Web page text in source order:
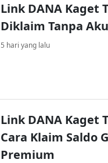
Link DANA Kaget
Diklaim Tanpa
5 hari yang lalu
Link DANA Kaget
Cara Klaim Saldo
Premium